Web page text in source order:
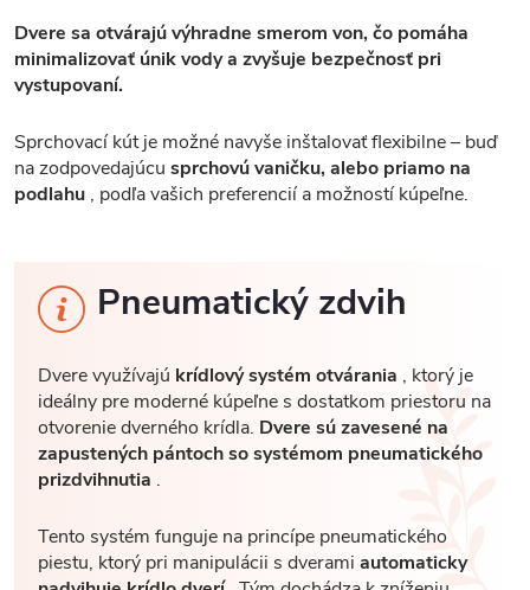
Dvere sa otvárajú výhradne smerom von, čo pomáha
minimalizovať únik vody a zvyšuje bezpečnosť pri
vystupovaní.
Sprchovací kút je možné navyše inštalovať flexibilne – buď
na zodpovedajúcu sprchovú vaničku, alebo priamo na
podlahu , podľa vašich preferencií a možností kúpeľne.
Pneumatický zdvih
Dvere využívajú krídlový systém otvárania , ktorý je
ideálny pre moderné kúpeľne s dostatkom priestoru na
otvorenie dverného krídla. Dvere sú zavesené na
zapustených pántoch so systémom pneumatického
prizdvihnutia .
Tento systém funguje na princípe pneumatického
piestu, ktorý pri manipulácii s dverami automaticky